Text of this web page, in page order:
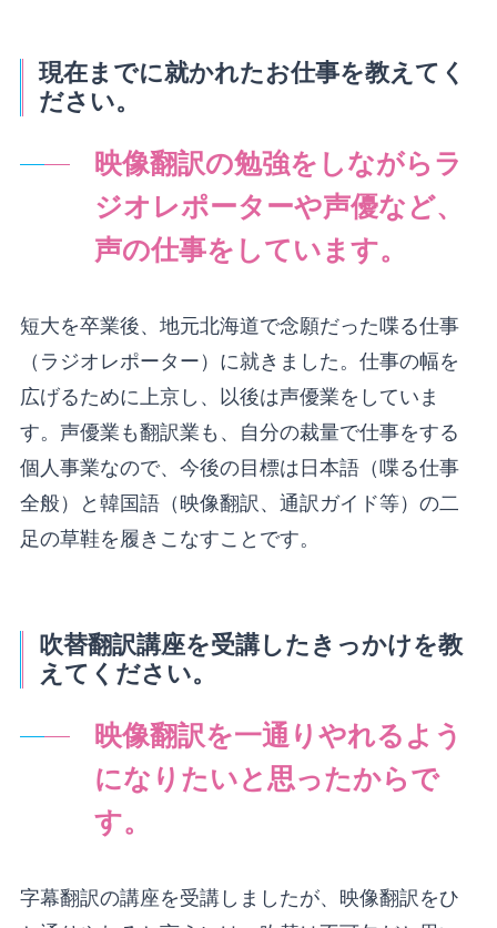
現在までに就かれたお仕事を教えてく
ださい。
映像翻訳の勉強をしながらラ
ジオレポーターや声優など、
声の仕事をしています。
短大を卒業後、地元北海道で念願だった喋る仕事
（ラジオレポーター）に就きました。仕事の幅を
広げるために上京し、以後は声優業をしていま
す。声優業も翻訳業も、自分の裁量で仕事をする
個人事業なので、今後の目標は日本語（喋る仕事
全般）と韓国語（映像翻訳、通訳ガイド等）の二
足の草鞋を履きこなすことです。
吹替翻訳講座を受講したきっかけを教
えてください。
映像翻訳を一通りやれるよう
になりたいと思ったからで
す。
字幕翻訳の講座を受講しましたが、映像翻訳をひ